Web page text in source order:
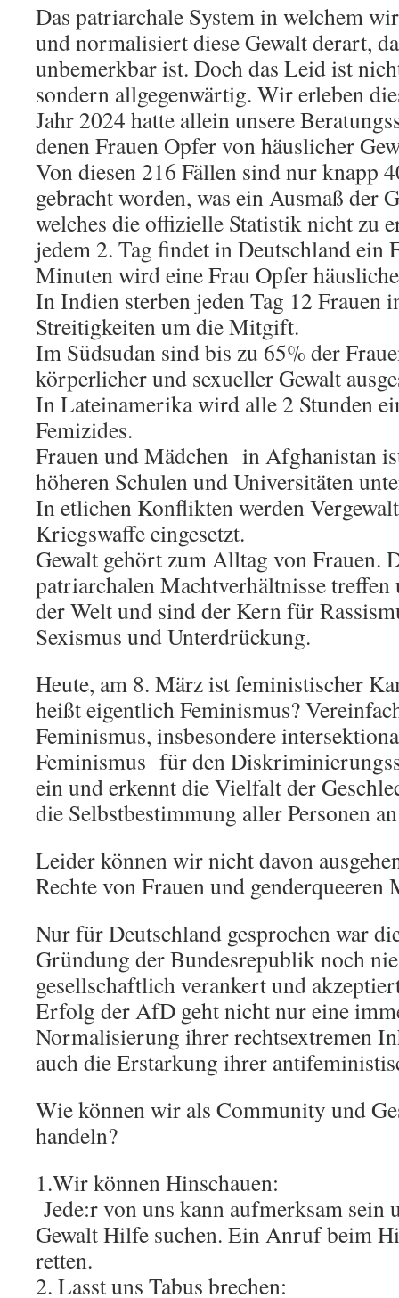
Das patriarchale System in welchem
und normalisiert diese Gewalt derart,
unbemerkbar ist. Doch das Leid ist
sondern allgegenwärtig. Wir erleben
Jahr 2024 hatte allein unsere
denen Frauen Opfer von häuslicher
Von diesen 216 Fällen sind nur knapp
gebracht worden, was ein Ausmaß der
welches die offizielle Statistik nicht zu
jedem 2. Tag findet in Deutschland ein
Minuten wird eine Frau Opfer
In Indien sterben jeden Tag 12 Frauen
Streitigkeiten um die Mitgift.
Im Südsudan sind bis zu 65% der
körperlicher und sexueller Gewalt
In Lateinamerika wird alle 2 Stunden
Femizides.
Frauen und Mädchen in Afghanistan
höheren Schulen und Universitäten
In etlichen Konflikten werden
Kriegswaffe eingesetzt.
Gewalt gehört zum Alltag von Frauen.
patriarchalen Machtverhältnisse
der Welt und sind der Kern für
Sexismus und Unterdrückung.
Heute, am 8. März ist feministischer
heißt eigentlich Feminismus?
Feminismus, insbesondere
Feminismus für den
ein und erkennt die Vielfalt der
die Selbstbestimmung aller Personen
Leider können wir nicht davon
Rechte von Frauen und genderqueeren
Nur für Deutschland gesprochen war
Gründung der Bundesrepublik noch
gesellschaftlich verankert und
Erfolg der AfD geht nicht nur eine
Normalisierung ihrer rechtsextremen
auch die Erstarkung ihrer
Wie können wir als Community und
handeln?
1.Wir können Hinschauen:
Jede:r von uns kann aufmerksam sein
Gewalt Hilfe suchen. Ein Anruf beim
retten.
2. Lasst uns Tabus brechen: